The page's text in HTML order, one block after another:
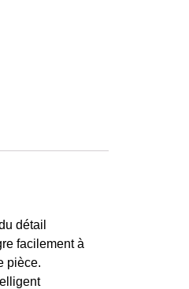
détail
facilement à
pièce.